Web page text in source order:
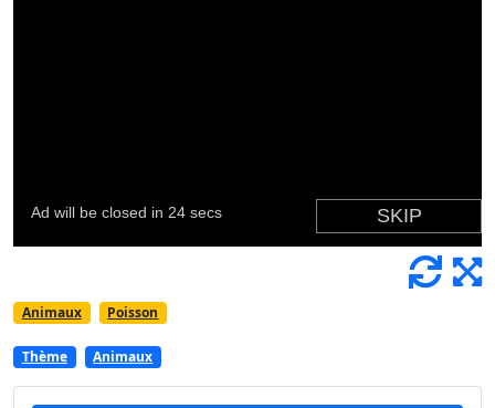
Animaux Poisson
Thème Animaux